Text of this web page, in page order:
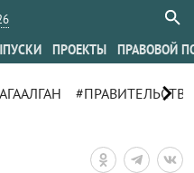
ПРОЕКТЫ ПРАВОВОЙ
#ПРАВИТЕЛЬСТВО
chevron_right